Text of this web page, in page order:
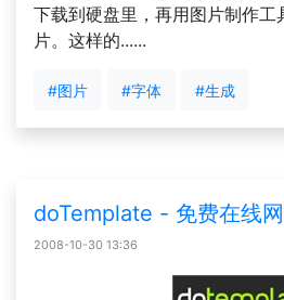
下载到硬盘里，再用图片制作工
片。这样的......
#图片 #字体 #生成
doTemplate - 免费在线
2008-10-30 13:36